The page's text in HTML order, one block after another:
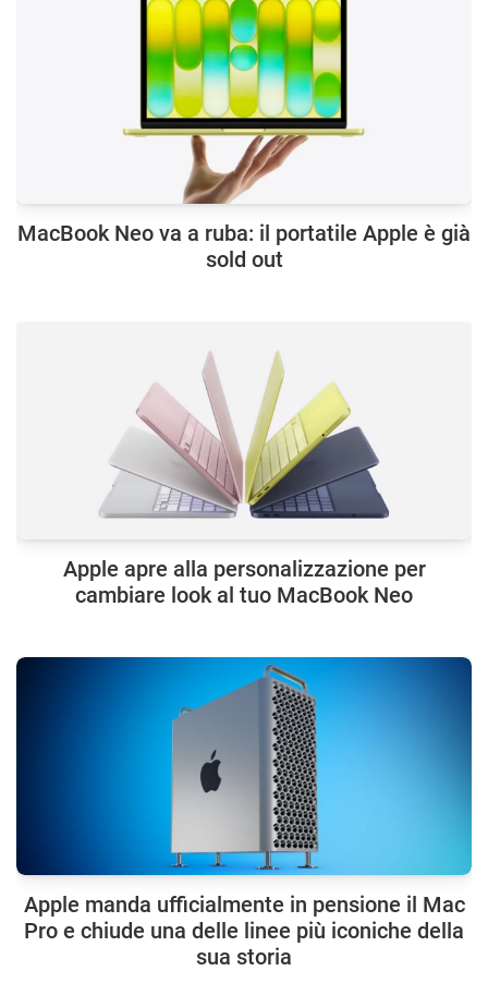
MacBook Neo va a ruba: il portatile Apple è già
sold out
Apple apre alla personalizzazione per
cambiare look al tuo MacBook Neo
Apple manda ufficialmente in pensione il Mac
Pro e chiude una delle linee più iconiche della
sua storia